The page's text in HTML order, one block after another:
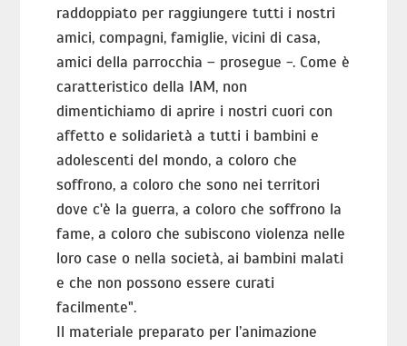
raddoppiato per raggiungere tutti i nostri
amici, compagni, famiglie, vicini di casa,
amici della parrocchia – prosegue -. Come è
caratteristico della IAM, non
dimentichiamo di aprire i nostri cuori con
affetto e solidarietà a tutti i bambini e
adolescenti del mondo, a coloro che
soffrono, a coloro che sono nei territori
dove c'è la guerra, a coloro che soffrono la
fame, a coloro che subiscono violenza nelle
loro case o nella società, ai bambini malati
e che non possono essere curati
facilmente".
Il materiale preparato per l’animazione